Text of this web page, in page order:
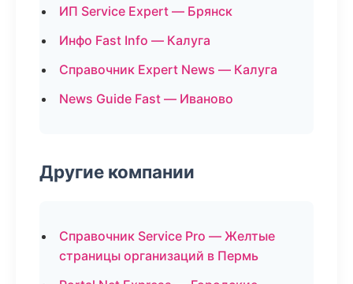
ИП Service Expert — Брянск
Инфо Fast Info — Калуга
Справочник Expert News — Калуга
News Guide Fast — Иваново
Другие компании
Справочник Service Pro — Желтые
страницы организаций в Пермь